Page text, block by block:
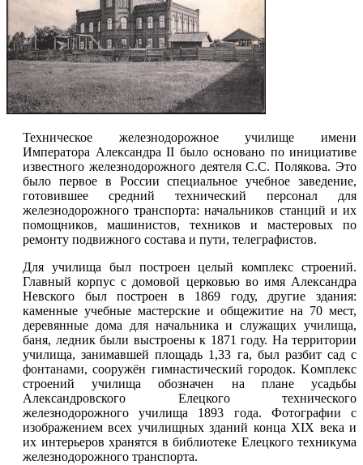
Техническое железнодорожное училище имени
Императора Александра II было основано по инициативе
известного железнодорожного деятеля С.С. Полякова. Это
было первое в России специальное учебное заведение,
готовившее средний технический персонал для
железнодорожного транспорта: начальников станций и их
помощников, машинистов, техников и мастеровых по
ремонту подвижного состава и пути, телеграфистов.
Для училища был построен целый комплекс строений.
Главный корпус с домовой церковью во имя Александра
Невского был построен в 1869 году, другие здания:
каменные учебные мастерские и общежитие на 70 мест,
деревянные дома для начальника и служащих училища,
баня, ледник были выстроены к 1871 году. На территории
училища, занимавшей площадь 1,33 га, был разбит сад с
фонтанами, сооружён гимнастический городок. Kомплекс
строений училища обозначен на плане усадьбы
Александровского Елецкого технического
железнодорожного училища 1893 года. Фотографии с
изображением всех училищных зданий конца XIX века и
их интерьеров хранятся в библиотеке Елецкого техникума
железнодорожного транспорта.